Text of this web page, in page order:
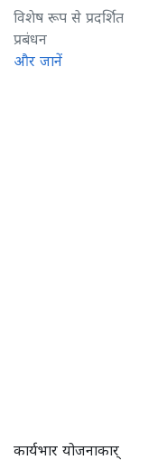
विशेष रूप से प्रदर्शित
प्रबंधन
और जानें
कार्यभार योजनाकार्